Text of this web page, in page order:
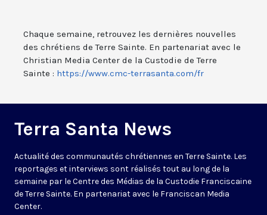
Chaque semaine, retrouvez les dernières nouvelles
des chrétiens de Terre Sainte. En partenariat avec le
Christian Media Center de la Custodie de Terre
Sainte : https://www.cmc-terrasanta.com/fr
Terra Santa News
Actualité des communautés chrétiennes en Terre Sainte. Les
reportages et interviews sont réalisés tout au long de la
semaine par le Centre des Médias de la Custodie Franciscaine
de Terre Sainte. En partenariat avec le Franciscan Media
Center.